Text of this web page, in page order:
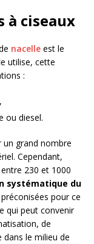
à ciseaux
nacelle est le
utilise, cette
:
ou diesel.
un grand nombre
Cependant,
230 et 1000
systématique du
pour ce
qui peut convenir
de
le milieu de